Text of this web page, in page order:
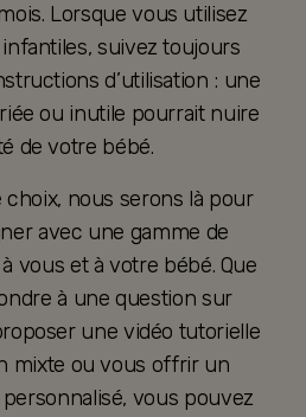
Lorsque vous utilisez
suivez toujours
d’utilisation : une
ou inutile pourrait nuire
de votre bébé.
choix, nous serons là pour
avec une gamme de
vous et à votre bébé. Que
à une question sur
une vidéo tutorielle
mixte ou vous offrir un
vous pouvez